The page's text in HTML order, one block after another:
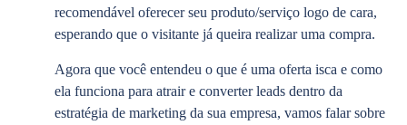
recomendável oferecer seu produto/serviço logo de cara,
esperando que o visitante já queira realizar uma compra.
Agora que você entendeu o que é uma oferta isca e como
ela funciona para atrair e converter leads dentro da
estratégia de marketing da sua empresa, vamos falar sobre